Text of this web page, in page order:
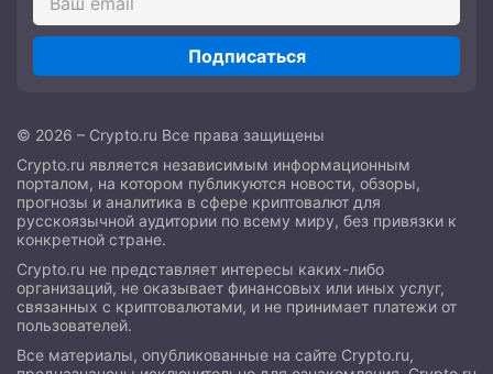
Подписаться
© 2026 – Crypto.ru Все права защищены
Crypto.ru является независимым информационным
порталом, на котором публикуются новости, обзоры,
прогнозы и аналитика в сфере криптовалют для
русскоязычной аудитории по всему миру, без привязки к
конкретной стране.
Crypto.ru не представляет интересы каких-либо
организаций, не оказывает финансовых или иных услуг,
связанных с криптовалютами, и не принимает платежи от
пользователей.
Все материалы, опубликованные на сайте Crypto.ru,